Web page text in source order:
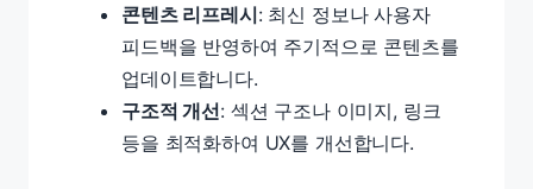
콘텐츠 리프레시: 최신 정보나 사용자
피드백을 반영하여 주기적으로 콘텐츠를
업데이트합니다.
구조적 개선: 섹션 구조나 이미지, 링크
등을 최적화하여 UX를 개선합니다.